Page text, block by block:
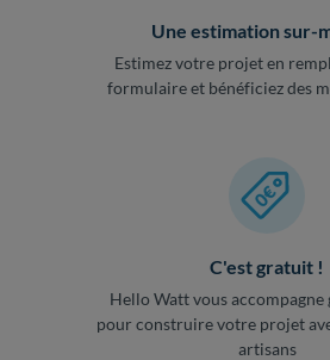
Une estimation sur-
Estimez votre projet en
formulaire et bénéficiez des
C'est gratuit !
Hello Watt vous
pour construire votre projet
artisans